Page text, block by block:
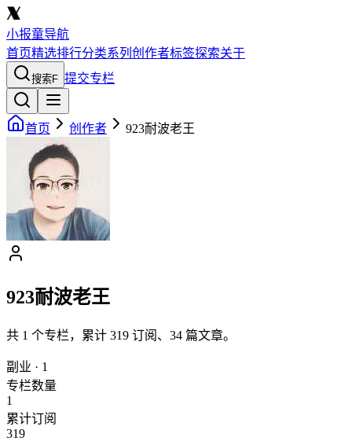
小报童导航
首页精选排行分类系列 创作者标签探索关于
搜索F 提交专栏
首页 创作者 923耐波老王
923耐波老王
共 1 个专栏，累计 319 订阅、 34 篇文章。
副业 · 1
专栏数量
1
累计订阅
319